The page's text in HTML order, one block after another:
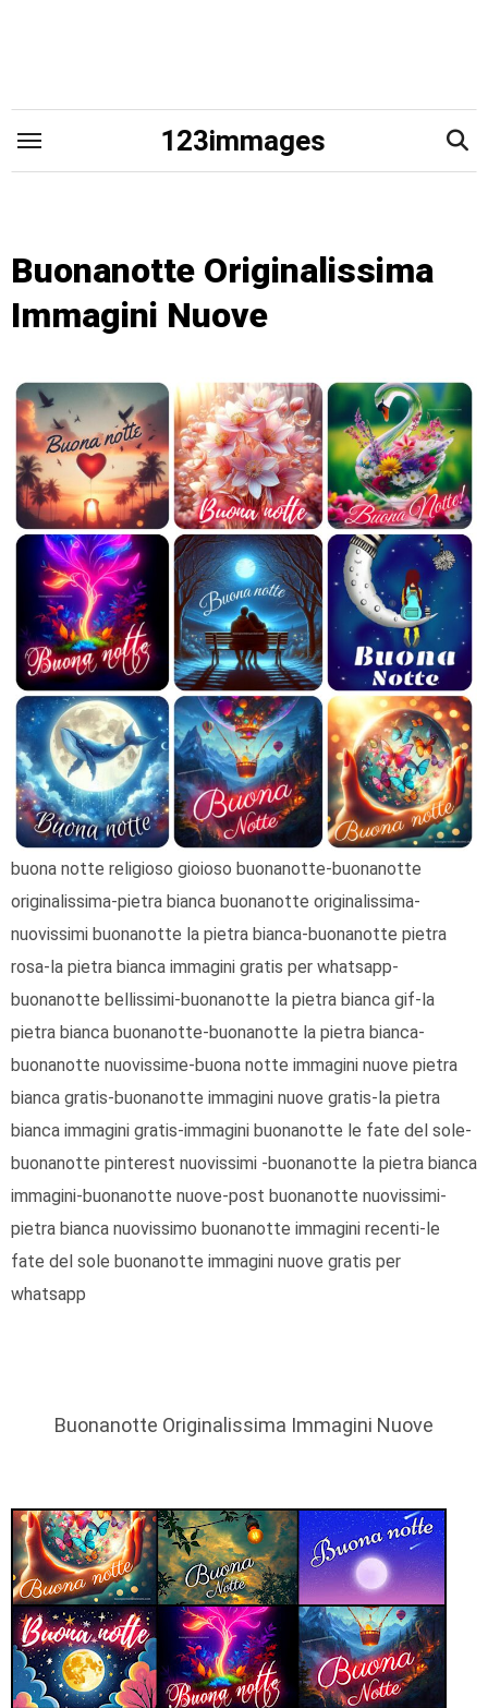
123immages
Buonanotte Originalissima
Immagini Nuove
buona notte religioso gioioso buonanotte-buonanotte
originalissima-pietra bianca buonanotte originalissima-
nuovissimi buonanotte la pietra bianca-buonanotte pietra
rosa-la pietra bianca immagini gratis per whatsapp-
buonanotte bellissimi-buonanotte la pietra bianca gif-la
pietra bianca buonanotte-buonanotte la pietra bianca-
buonanotte nuovissime-buona notte immagini nuove pietra
bianca gratis-buonanotte immagini nuove gratis-la pietra
bianca immagini gratis-immagini buonanotte le fate del sole-
buonanotte pinterest nuovissimi -buonanotte la pietra bianca
immagini-buonanotte nuove-post buonanotte nuovissimi-
pietra bianca nuovissimo buonanotte immagini recenti-le
fate del sole buonanotte immagini nuove gratis per
whatsapp
Buonanotte Originalissima Immagini Nuove